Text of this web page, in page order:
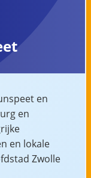
en
en
en lokale
Zwolle